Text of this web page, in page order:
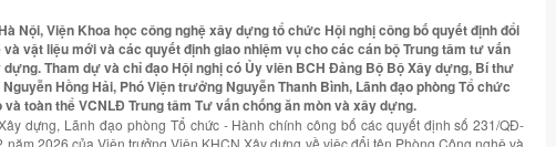
Nội, Viện Khoa học công nghệ xây dựng tổ chức Hội nghị công bố quyết định đổi
và vật liệu mới và các quyết định giao nhiệm vụ cho các cán bộ Trung tâm tư vấn
Tham dự và chỉ đạo Hội nghị có Ủy viên BCH Đảng Bộ Bộ Xây dựng, Bí thư
Hồng Hải, Phó Viện trưởng Nguyễn Thanh Bình, Lãnh đạo phòng Tổ chức
và toàn thể VCNLĐ Trung tâm Tư vấn chống ăn mòn và xây dựng.
dựng, Lãnh đạo phòng Tổ chức - Hành chính công bố các quyết định số 231/QĐ-
năm 2026 của Viện trưởng Viện KHCN Xây dựng về việc đổi tên Phòng Công nghệ và